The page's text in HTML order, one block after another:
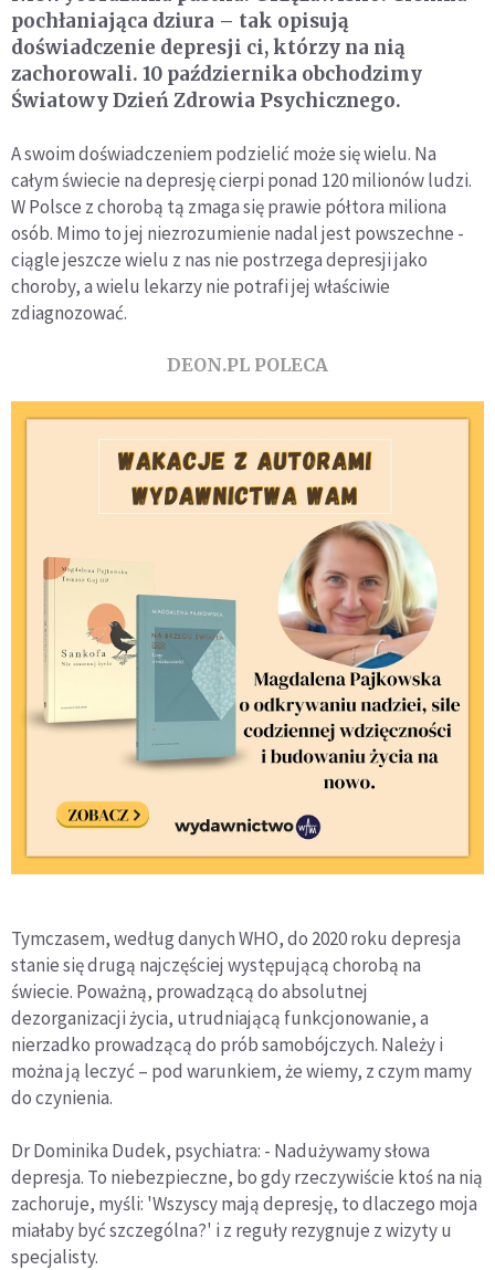
pochłaniająca dziura – tak opisują
doświadczenie depresji ci, którzy na nią
zachorowali. 10 października obchodzimy
Światowy Dzień Zdrowia Psychicznego.
A swoim doświadczeniem podzielić może się wielu. Na
całym świecie na depresję cierpi ponad 120 milionów ludzi.
W Polsce z chorobą tą zmaga się prawie półtora miliona
osób. Mimo to jej niezrozumienie nadal jest powszechne -
ciągle jeszcze wielu z nas nie postrzega depresji jako
choroby, a wielu lekarzy nie potrafi jej właściwie
zdiagnozować.
DEON.PL POLECA
Tymczasem, według danych WHO, do 2020 roku depresja
stanie się drugą najczęściej występującą chorobą na
świecie. Poważną, prowadzącą do absolutnej
dezorganizacji życia, utrudniającą funkcjonowanie, a
nierzadko prowadzącą do prób samobójczych. Należy i
można ją leczyć – pod warunkiem, że wiemy, z czym mamy
do czynienia.
Dr Dominika Dudek, psychiatra: - Nadużywamy słowa
depresja. To niebezpieczne, bo gdy rzeczywiście ktoś na nią
zachoruje, myśli: 'Wszyscy mają depresję, to dlaczego moja
miałaby być szczególna?' i z reguły rezygnuje z wizyty u
specjalisty.